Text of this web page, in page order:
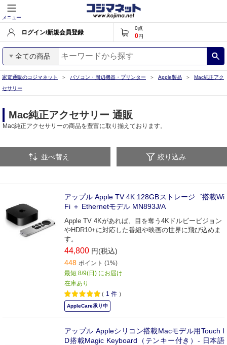
メニュー
ログイン/新規会員登録
0点
0円
全ての商品
家電通販のコジマネット パソコン・周辺機器・プリンター Apple製品
Mac純正アク
セサリー
Mac純正アクセサリー 通販
Mac純正アクセサリーの商品を豊富に取り揃えております。
並べ替え 絞り込み
アップル Apple TV 4K 128GBストレージ゛搭載Wi
Fi ＋ Ethernetモデル MN893J/A
Apple TV 4Kがあれば、目を奪う4Kドルビービジョン
やHDR10+に対応した番組や映画の世界に飛び込めま
す。
44,800 円(税込)
448 ポイント (1%)
最短 8/9(日) にお届け
在庫あり
（ 1 件 ）
AppleCare承り中
アップル Appleシリコン搭載Macモデル用Touch I
D搭載Magic Keyboard（テンキー付き）- 日本語